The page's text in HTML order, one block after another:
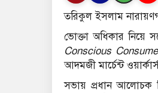
তরিকুল ইসলাম
ভোক্তা অধিকার নিয়ে
Conscious
আদমজী মার্চেন্ট
সভায় প্রধান আলোচক